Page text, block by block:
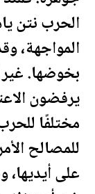
الحرب نتن
المواجهة،
بخوضها.
يرفضون
مختلفًا
للمصالح
على أيديها،